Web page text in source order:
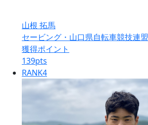
山根 拓馬
セービング・山口県自転車競技連盟
獲得ポイント
139pts
RANK4